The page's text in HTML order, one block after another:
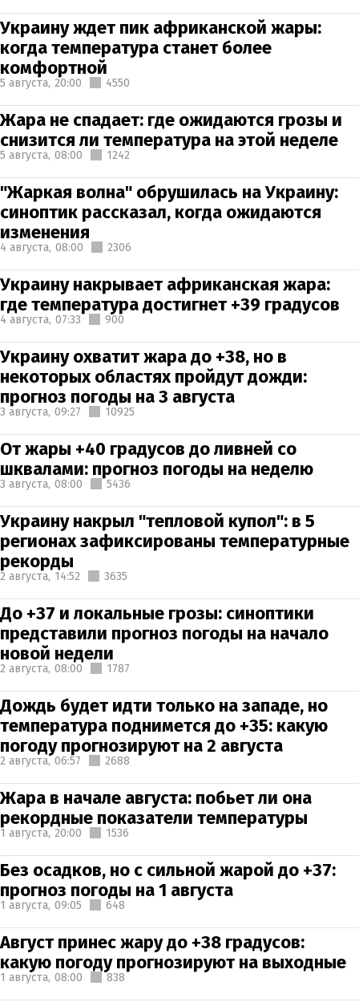
Украину ждет пик африканской жары:
когда температура станет более
комфортной
5 августа, 20:00 4550
Жара не спадает: где ожидаются грозы и
снизится ли температура на этой неделе
5 августа, 08:00 1242
"Жаркая волна" обрушилась на Украину:
синоптик рассказал, когда ожидаются
изменения
4 августа, 08:00 2306
Украину накрывает африканская жара:
где температура достигнет +39 градусов
4 августа, 07:33 900
Украину охватит жара до +38, но в
некоторых областях пройдут дожди:
прогноз погоды на 3 августа
3 августа, 09:27 10925
От жары +40 градусов до ливней со
шквалами: прогноз погоды на неделю
3 августа, 08:00 5436
Украину накрыл "тепловой купол": в 5
регионах зафиксированы температурные
рекорды
2 августа, 14:52 3635
До +37 и локальные грозы: синоптики
представили прогноз погоды на начало
новой недели
2 августа, 08:00 1787
Дождь будет идти только на западе, но
температура поднимется до +35: какую
погоду прогнозируют на 2 августа
2 августа, 06:57 2688
Жара в начале августа: побьет ли она
рекордные показатели температуры
1 августа, 20:00 1536
Без осадков, но с сильной жарой до +37:
прогноз погоды на 1 августа
1 августа, 09:05 648
Август принес жару до +38 градусов:
какую погоду прогнозируют на выходные
1 августа, 08:00 838